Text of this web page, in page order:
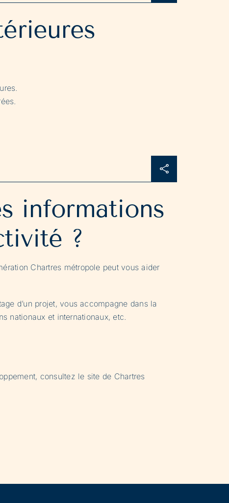
informations
?
Chartres métropole peut vous aider
d’un projet, vous accompagne dans la
nationaux et internationaux, etc.
consultez le site de Chartres